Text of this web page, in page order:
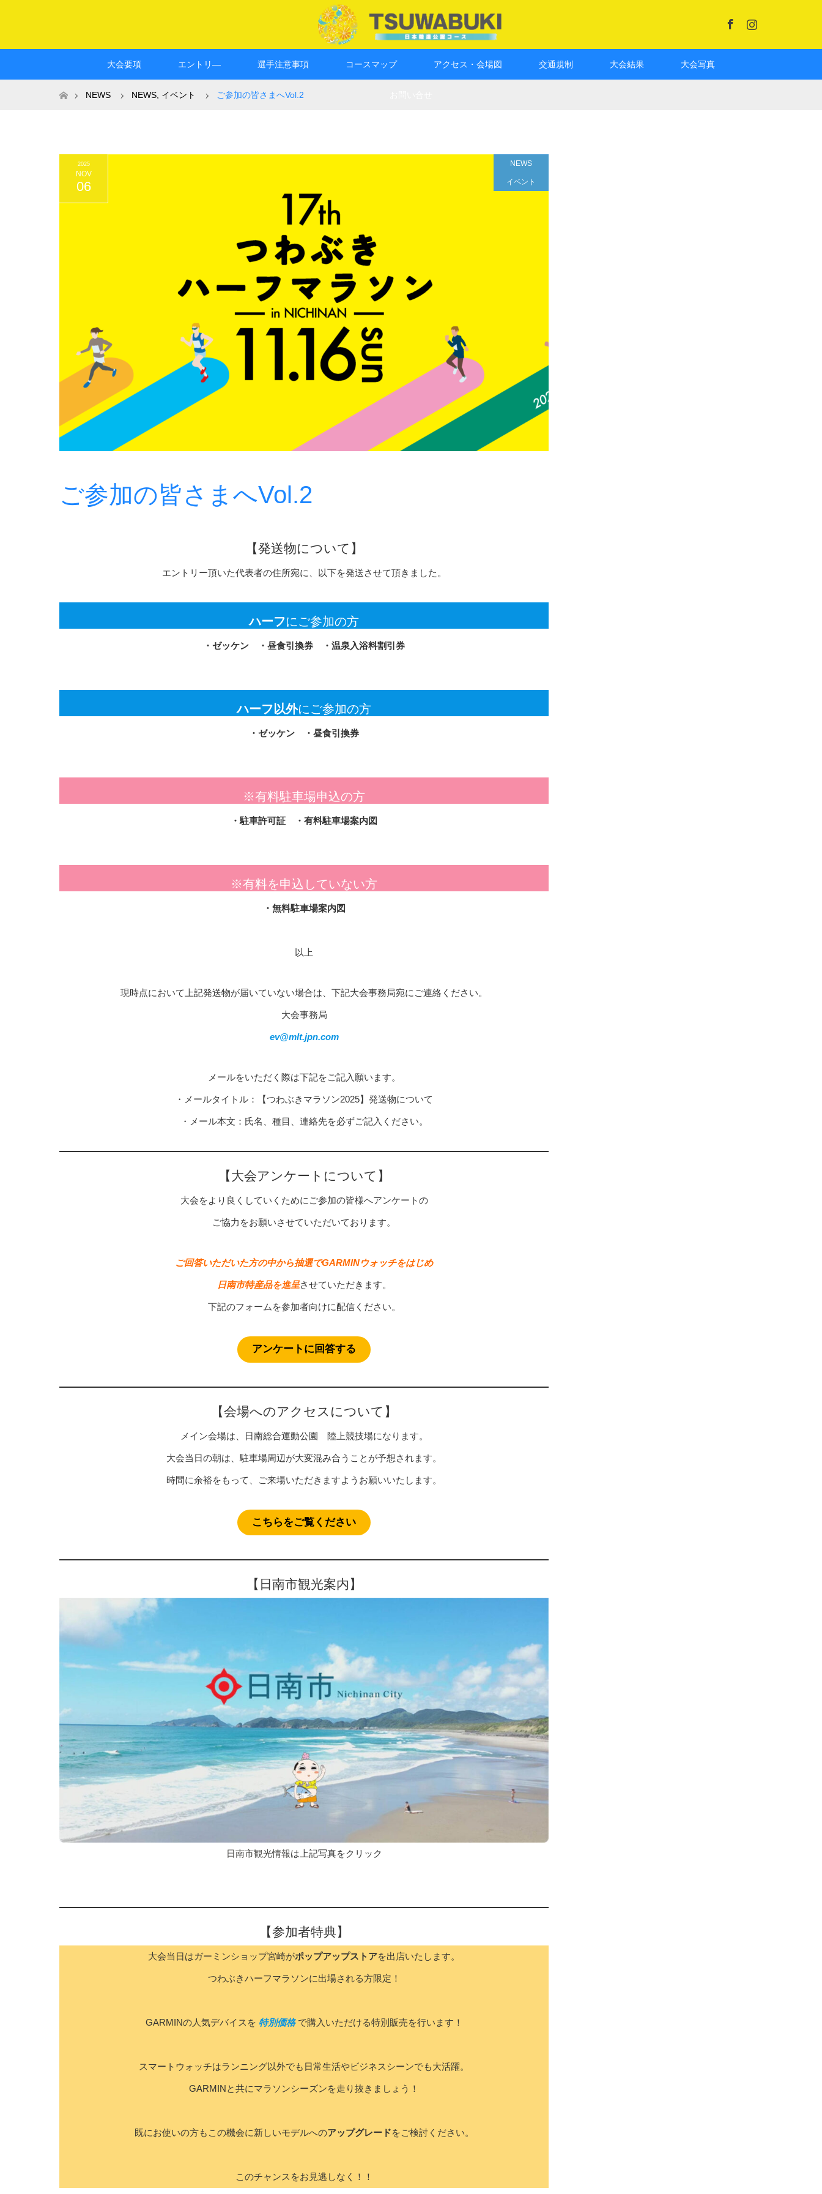
大会要項 エントリ― 選手注意事項 コースマップ アクセス・会場図 交通規制 大会結果 大会写真
ホームNEWS NEWS イベント ご参加の皆さまへVol.2
2025
NOV
06
NEWS
イベント
ご参加の皆さまへVol.2
【発送物について】
エントリー頂いた代表者の住所宛に、以下を発送させて頂きました。
ハーフにご参加の方
・ゼッケン ・昼食引換券 ・温泉入浴料割引券
ハーフ以外にご参加の方
・ゼッケン ・昼食引換券
※有料駐車場申込の方
・駐車許可証 ・有料駐車場案内図
※有料を申込していない方
・無料駐車場案内図
以上
現時点において上記発送物が届いていない場合は、下記大会事務局宛にご連絡ください。
大会事務局
ev@mlt.jpn.com
メールをいただく際は下記をご記入願います。
・メールタイトル：【つわぶきマラソン2025】発送物について
・メール本文：氏名、種目、連絡先を必ずご記入ください。
【大会アンケートについて】
大会をより良くしていくためにご参加の皆様へアンケートの
ご協力をお願いさせていただいております。
ご回答いただいた方の中から抽選でGARMINウォッチをはじめ
日南市特産品を進呈させていただきます。
下記のフォームを参加者向けに配信ください。
アンケートに回答する
【会場へのアクセスについて】
メイン会場は、日南総合運動公園 陸上競技場になります。
大会当日の朝は、駐車場周辺が大変混み合うことが予想されます。
時間に余裕をもって、ご来場いただきますようお願いいたします。
こちらをご覧ください
【日南市観光案内】
日南市観光情報は上記写真をクリック
【参加者特典】
大会当日はガーミンショップ宮崎がポップアップストアを出店いたします。
つわぶきハーフマラソンに出場される方限定！
GARMINの人気デバイスを 特別価格で購入いただける特別販売を行います！
スマートウォッチはランニング以外でも日常生活やビジネスシーンでも大活躍。
GARMINと共にマラソンシーズンを走り抜きましょう！
既にお使いの方もこの機会に新しいモデルへのアップグレードをご検討ください。
このチャンスをお見逃しなく！！